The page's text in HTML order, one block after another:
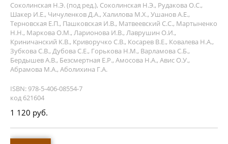
Соколинская Н.Э. (под ред.), Соколинская Н.Э., Рудакова О.С.,
Шакер И.Е., Чичуленков Д.А., Халилова М.Х., Ушанов А.Е.,
Терновская Е.П., Пашковская И.В., Матвеевский С.С., Мартыненко
Н.Н., Маркова О.М., Ларионова И.В., Лаврушин О.И.,
Криничанский К.В., Криворучко С.В., Косарев В.Е., Ковалева Н.А.,
Зубкова С.В., Дубова С.Е., Горькова Н.М., Варламова С.Б.,
Бердышев А.В., Безсмертная Е.Р., Амосова Н.А., Авис О.У.,
Абрамова М.А., Аболихина Г.А.
ISBN: 978-5-406-08554-7
код 621604
1 120 руб.